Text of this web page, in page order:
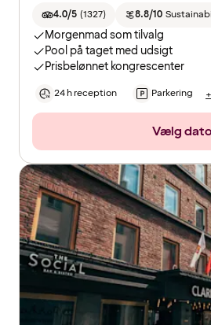
4.0/5 (1327) 8.8/10
Morgenmad som tilvalg
Pool på taget med udsigt
Prisbelønnet kongrescenter
24 h reception Parkering
Vælg